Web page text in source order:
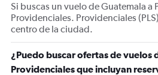
Si buscas un vuelo de Guatemala a
Providenciales. Providenciales
centro de la ciudad.
¿Puedo buscar ofertas de vuelos
Providenciales que incluyan